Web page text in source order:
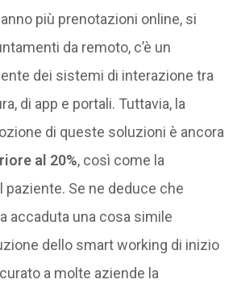
più prenotazioni online, si
da remoto, c’è un
dei sistemi di interazione tra
di app e portali. Tuttavia, la
di queste soluzioni è ancora
al 20%, così come la
Se ne deduce che
accaduta una cosa simile
dello smart working di inizio
a molte aziende la